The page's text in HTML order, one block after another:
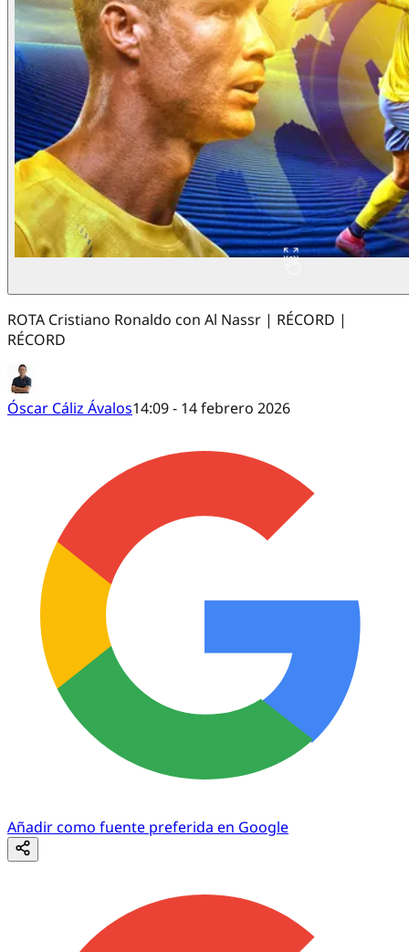
ROTA Cristiano Ronaldo con Al Nassr | RÉCORD |
RÉCORD
Óscar Cáliz Ávalos14:09 - 14 febrero 2026
Añadir como fuente preferida en Google